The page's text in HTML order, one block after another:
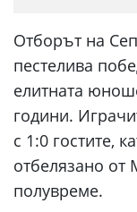
Отборът на
пестелива
елитната
години.
с 1:0 гостите,
отбелязано
полувреме.